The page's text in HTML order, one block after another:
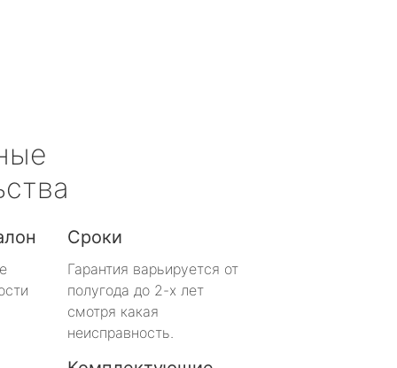
Сроки
Гарантия варьируется от
полугода до 2-х лет
смотря какая
неисправность.